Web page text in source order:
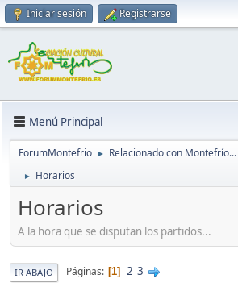
Iniciar sesión Registrarse
Menú Principal
ForumMontefrio ► Relacionado con Montefrío...
► Horarios
Horarios
A la hora que se disputan los partidos...
IR ABAJO Páginas 1 2 3